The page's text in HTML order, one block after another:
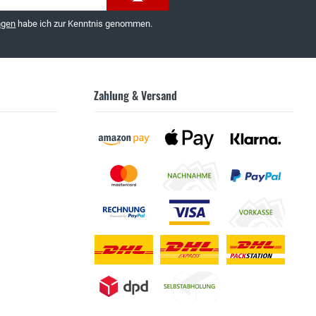
habe ich zur Kenntnis genommen.
Zahlung & Versand